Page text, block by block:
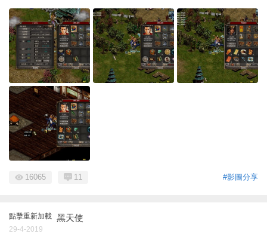
#影圖分享
16065 11
點擊重新加載 黑天使
29-4-2019